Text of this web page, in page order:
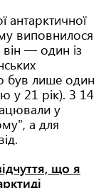
антарктичної
виповнилося
— один із
був лише один
у 21 рік). З 14
у
а для
що я